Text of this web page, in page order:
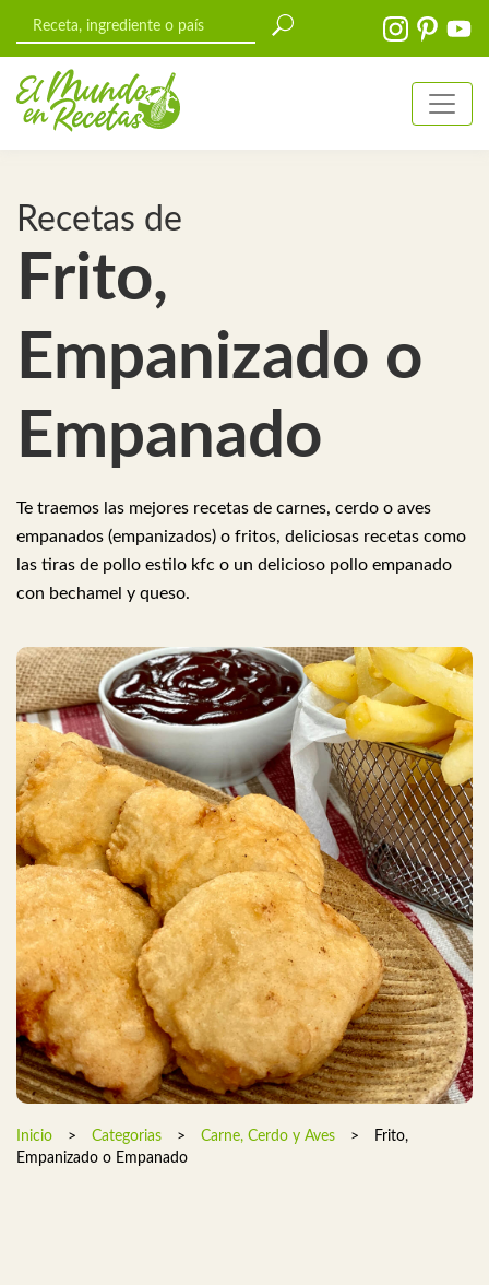
Recetas de
Frito,
Empanizado o
Empanado
Te traemos las mejores recetas de carnes, cerdo o aves
empanados (empanizados) o fritos, deliciosas recetas como
las tiras de pollo estilo kfc o un delicioso pollo empanado
con bechamel y queso.
Inicio > Categorias > Carne, Cerdo y Aves >
Frito,
Empanizado o Empanado